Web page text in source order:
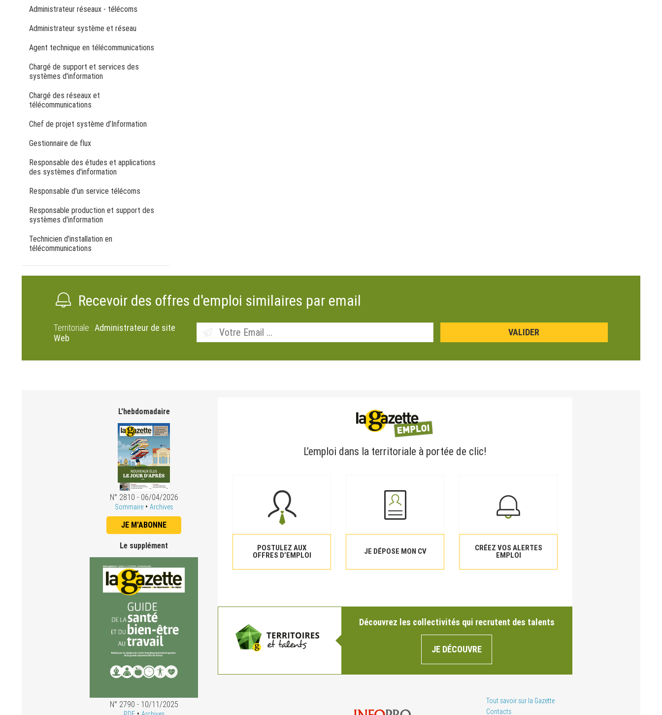
Administrateur réseaux - télécoms
Administrateur système et réseau
Agent technique en télécommunications
Chargé de support et services des
systèmes d'information
Chargé des réseaux et
télécommunications
Chef de projet système d’Information
Gestionnaire de flux
Responsable des études et applications
des systèmes d'information
Responsable d'un service télécoms
Responsable production et support des
systèmes d'information
Technicien d'installation en
télécommunications
Recevoir des offres d'emploi similaires par email
Territoriale : Administrateur de site
Web
L'hebdomadaire
N° 2810 - 06/04/2026
Sommaire • Archives
JE M'ABONNE
Le supplément
N° 2790 - 10/11/2025
L’emploi dans la territoriale à portée de clic!
POSTULEZ AUX
OFFRES D’EMPLOI
JE DÉPOSE MON CV
CRÉEZ VOS ALERTES
EMPLOI
Découvrez les collectivités qui recrutent des talents
JE DÉCOUVRE
Tout savoir sur la Gazette
Contacts